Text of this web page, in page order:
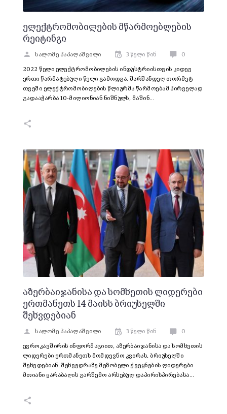
ელექტრომობილების მწარმოებლების
რეიტინგი
სალომე პაპალაშვილი 3 წელი წინ 0
2022 წელი ელექტრომობილების ინდუსტრიისთვის კიდევ
ერთი წარმატებული წელი გამოდგა. შარშანდელ თორმეტ
თვეში ელექტრომობილების წლიურმა წარმოებამ პირველად
გადააჭარბა 10-მილიონიან ნიშნულს, მაშინ…
აზერბაიჯანისა და სომხეთის ლიდერები
ერთმანეთს 14 მაისს ბრიუსელში
შეხვდებიან
სალომე პაპალაშვილი 3 წელი წინ 0
ევროკავშირის ინფორმაციით, აზერბაიჯანისა და სომხეთის
ლიდერები ერთმანეთს მომდევნო კვირას, ბრიუსელში
შეხვდებიან. შეხვედრაზე მეზობელი ქვეყნების ლიდერები
მთიანი ყარაბაღის გარშემო არსებულ დაპირისპირებასა…